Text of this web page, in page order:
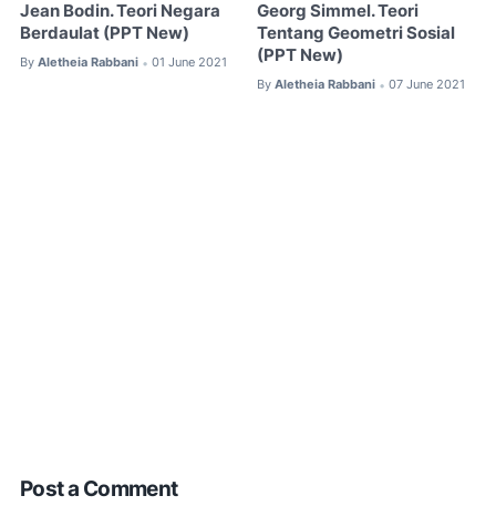
Jean Bodin. Teori Negara
Berdaulat (PPT New)
By Aletheia Rabbani • 01 June 2021
Georg Simmel. Teori
Tentang Geometri Sosial
(PPT New)
By Aletheia Rabbani • 07 June 2021
Post a Comment